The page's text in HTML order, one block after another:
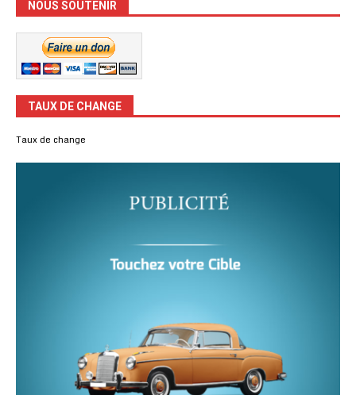
NOUS SOUTENIR
TAUX DE CHANGE
Taux de change